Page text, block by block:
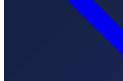
🇫🇷 FR 🇩🇪 DE